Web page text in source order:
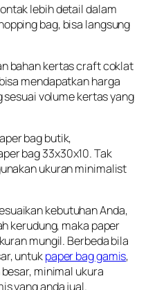
lebih detail dalam
bag, bisa langsung
bahan kertas craft coklat
mendapatkan harga
volume kertas yang
bag butik,
bag 33x30x10. Tak
ukuran minimalist
kebutuhan Anda,
kerudung, maka paper
mungil. Berbeda bila
untukpaper bag gamis,
minimal ukura
yang anda jual.